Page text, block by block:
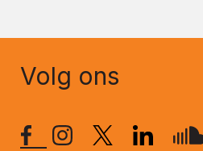
Volg ons